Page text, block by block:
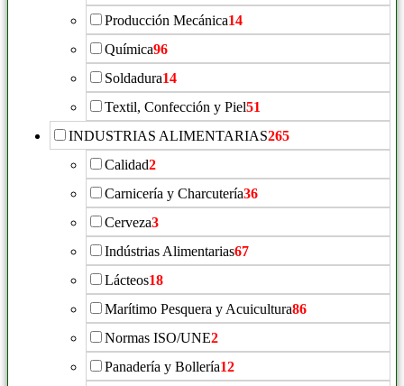
Producción Mecánica14
Química96
Soldadura14
Textil, Confección y Piel51
INDUSTRIAS ALIMENTARIAS265
Calidad2
Carnicería y Charcutería36
Cerveza3
Indústrias Alimentarias67
Lácteos18
Marítimo Pesquera y Acuicultura86
Normas ISO/UNE2
Panadería y Bollería12